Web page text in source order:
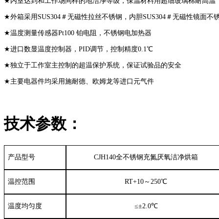
★外箱采用 SUS304＃无磁性拉丝不锈钢 ，内胆SUS304＃无磁性镜面不
★温度测量传感器Pt100 铂电阻 ， 不锈钢电加热器
★进口数显温度控制器， PID调节，控制精度0.1℃
★独立于工作室主控制的超温保护系统，保证试验品的安全
★主要电器件均采用施耐德、欧姆龙等进口元气件
技术参数：
产品型号 CJH140全不锈钢充氮厌氧洁净烘箱
温控范围 RT+10～250℃
温度均匀度 ≤±2.0℃